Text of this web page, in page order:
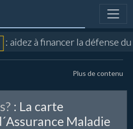
: aidez à financer la défense
Plus de contenu
: La carte
Maladie